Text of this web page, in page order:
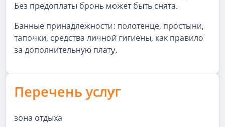
Без предоплаты бронь может быть снята.
Банные принадлежности: полотенце, простыни,
тапочки, средства личной гигиены, как правило
за дополнительную плату.
Перечень услуг
зона отдыха